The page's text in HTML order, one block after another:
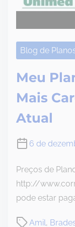
Blog de
Meu
Mais
Atual
6 de
Preços de
http://
pode estar
Amil,
P